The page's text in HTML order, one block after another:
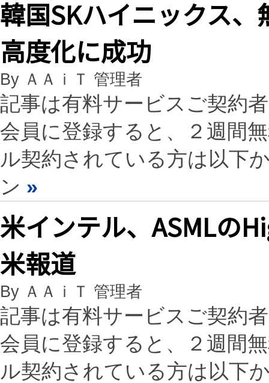
韓国SKハイニックス
高度化に成功
By ＡＡｉＴ 管理者
記事は有料サービスご契約
会員に登録すると、２週間
ル契約されている方は以下
ン »
米インテル、ASMLの
米報道
By ＡＡｉＴ 管理者
記事は有料サービスご契約
会員に登録すると、２週間
ル契約されている方は以下